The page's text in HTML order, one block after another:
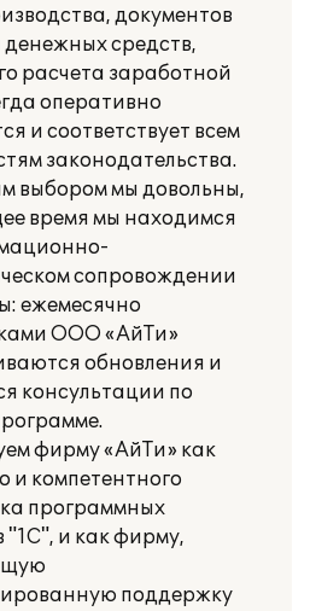
документов
средств,
расчета заработной
оперативно
и соответствует всем
законодательства.
выбором мы довольны,
время мы находимся
сопровождении
ежемесячно
ООО «АйТи»
обновления и
консультации по
фирму «АйТи» как
и компетентного
программных
"1С", и как фирму,
поддержку